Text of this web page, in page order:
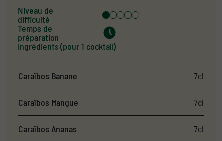
Niveau de
difficulté
Temps de
préparation
Ingrédients (pour 1 cocktail)
Ingrédients
Quantité
Caraïbos Banane
7cl
Caraïbos Mangue 7cl
Caraïbos Ananas 7cl